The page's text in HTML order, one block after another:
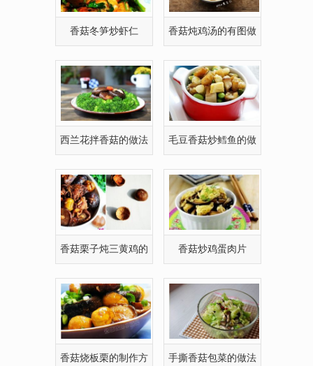
香菇冬笋炒虾仁 香菇炖鸡汤的有图做
西兰花拌香菇的做法 毛豆香菇炒鳕鱼的做
香菇栗子炖三黄鸡的 香菇炒鸡蛋肉片
香菇烧板栗的制作方 手撕香菇包菜的做法